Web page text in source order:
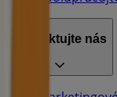
Kontaktujte nás